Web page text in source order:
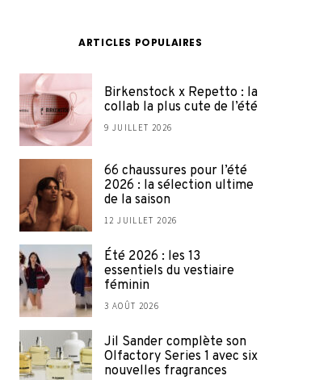
ARTICLES POPULAIRES
Birkenstock x Repetto : la
collab la plus cute de l’été
9 JUILLET 2026
66 chaussures pour l’été
2026 : la sélection ultime
de la saison
12 JUILLET 2026
Été 2026 : les 13
essentiels du vestiaire
féminin
3 AOÛT 2026
Jil Sander complète son
Olfactory Series 1 avec six
nouvelles fragrances